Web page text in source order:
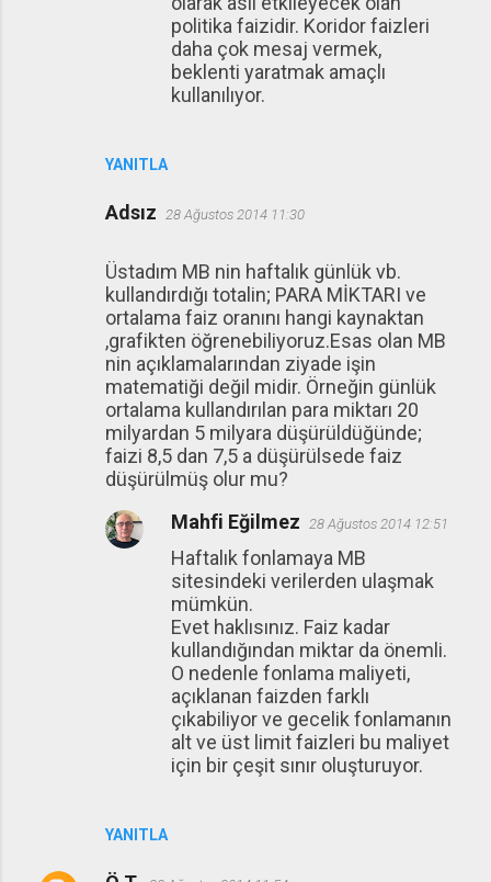
YANITLA
politika faizidir. Koridor faizleri
daha çok mesaj vermek,
beklenti yaratmak amaçlı
kullanılıyor.
Adsız 28 Ağustos 2014 11:30
Üstadım MB nin haftalık günlük vb.
kullandırdığı totalin; PARA MİKTARI ve
ortalama faiz oranını hangi kaynaktan
,grafikten öğrenebiliyoruz.Esas olan MB
nin açıklamalarından ziyade işin
matematiği değil midir. Örneğin günlük
ortalama kullandırılan para miktarı 20
milyardan 5 milyara düşürüldüğünde;
faizi 8,5 dan 7,5 a düşürülsede faiz
düşürülmüş olur mu?
YANITLA
Mahfi Eğilmez 28 Ağustos 2014 12:51
Haftalık fonlamaya MB
sitesindeki verilerden ulaşmak
mümkün.
Evet haklısınız. Faiz kadar
kullandığından miktar da önemli.
O nedenle fonlama maliyeti,
açıklanan faizden farklı
çıkabiliyor ve gecelik fonlamanın
alt ve üst limit faizleri bu maliyet
için bir çeşit sınır oluşturuyor.